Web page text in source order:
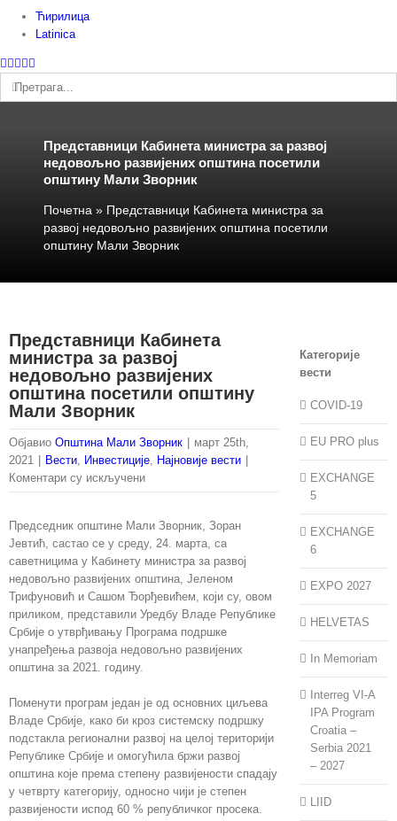
Ћирилица
Latinica
Facebook
Instagram
YouTube
Twitter
пошта
Претрага:
Представници Кабинета министра за развој
недовољно развијених општина посетили
општину Мали Зворник
Почетна » Представници Кабинета министра за
развој недовољно развијених општина посетили
општину Мали Зворник
Представници Кабинета
министра за развој
недовољно развијених
општина посетили општину
Мали Зворник
Објавио Општина Мали Зворник
март 25th,
2021
Вести Инвестиције Најновије вести
Коментари су искљученина
Представници
министра
за
развој
недовољно
развијених
општина
посетили
општину
Председник општине Мали Зворник, Зоран
Јевтић, састао се у среду, 24. марта, са
саветницима у Кабинету министра за развој
недовољно развијених општина, Јеленом
Трифуновић и Сашом Ђорђевићем, који су, овом
приликом, представили Уредбу Владе Републике
Србије о утврђивању Програма подршке
унапређења развоја недовољно развијених
општина за 2021. годину.
Поменути програм један је од основних циљева
Владе Србије, како би кроз системску подршку
подстакла регионални развој на целој територији
Републике Србије и омогућила бржи развој
општина које према степену развијености спадају
у четврту категорију, односно чији је степен
развијености испод 60 % републичког просека.
Категорије
вести
COVID-19
EU PRO plus
EXCHANGE
5
EXCHANGE
6
EXPO 2027
HELVETAS
In Memoriam
Interreg VI-A
IPA Program
Croatia –
Serbia 2021
– 2027
LIID